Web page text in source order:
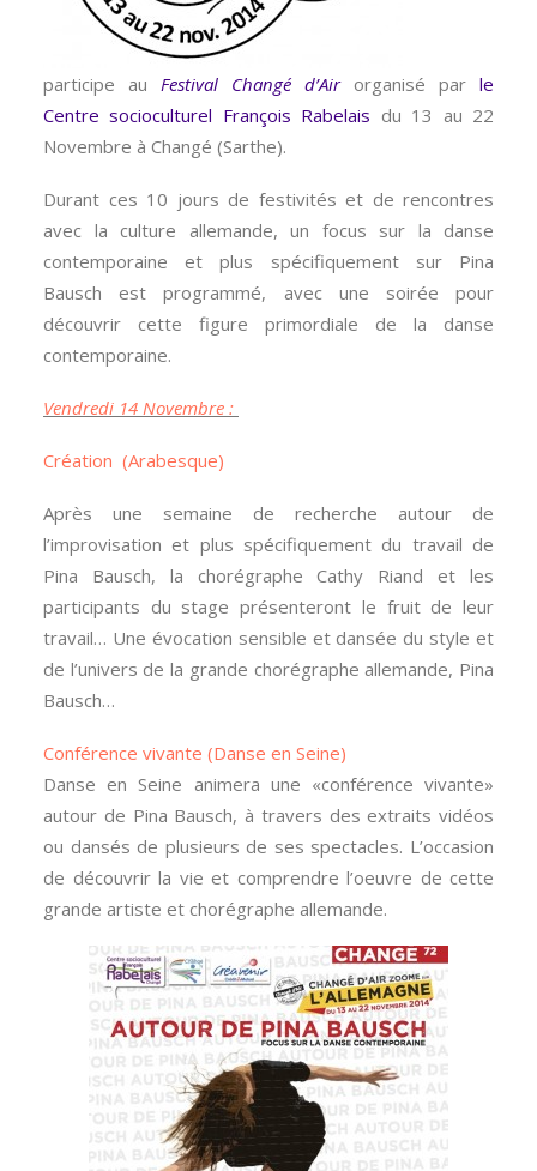
participe au Festival Changé d’Airorganisé par le
Centre socioculturel François Rabelais du 13 au 22
Novembre à Changé (Sarthe).
Durant ces 10 jours de festivités et de rencontres
avec la culture allemande, un focus sur la danse
contemporaine et plus spécifiquement sur Pina
Bausch est programmé, avec une soirée pour
découvrir cette figure primordiale de la danse
contemporaine.
Vendredi 14 Novembre :
Création (Arabesque)
Après une semaine de recherche autour de
l’improvisation et plus spécifiquement du travail de
Pina Bausch, la chorégraphe Cathy Riand et les
participants du stage présenteront le fruit de leur
travail… Une évocation sensible et dansée du style et
de l’univers de la grande chorégraphe allemande, Pina
Bausch…
Conférence vivante (Danse en Seine)
Danse en Seine animera une «conférence vivante»
autour de Pina Bausch, à travers des extraits vidéos
ou dansés de plusieurs de ses spectacles. L’occasion
de découvrir la vie et comprendre l’oeuvre de cette
grande artiste et chorégraphe allemande.